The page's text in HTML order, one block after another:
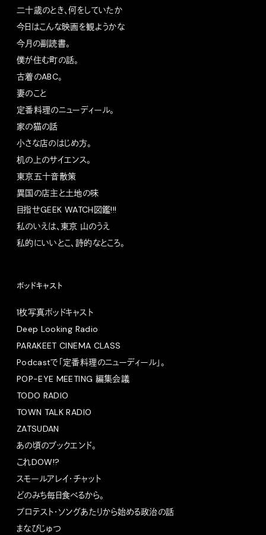
二十歳のとき、何をしていたか
今日はこんな映画を観ようかな
今月の副読書。
僕が住む町の話。
古着のABC。
妻のこと
定番料理のニューディール。
家の猫の話
小さな店のはじめ方。
机の上のサイエンス。
東京五十音散策
異国の店主と土地の味
目指せGEEK WATCH図鑑!!!
私のいえは、東京 山のうえ
私的にいいとこ、詩的なところ。
ポッドキャスト
1枚写真ポッドキャスト
Deep Looking Radio
PARAKEET CINEMA CLASS
Podcastで「定番料理のニューディール」。
POP-EYE MEETING 編集会議
TODO RADIO
TOWN TALK RADIO
ZATSUDAN
あの頃のブックエンド。
これDOW!?
スモールアレイ・チャット
どのみち毎日食べるから。
プロテスト・ソングあたりから始める政治の話
まなびじゅつ